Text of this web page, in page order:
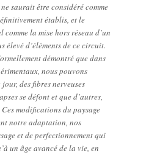
saurait être considéré comme
établis, et le
la mise hors réseau d’un
élevé d’éléments de ce circuit.
démontré que dans
nous pouvons
des fibres nerveuses
se défont et que d’autres,
modifications du paysage
notre adaptation, nos
et de perfectionnement qui
un âge avancé de la vie, en